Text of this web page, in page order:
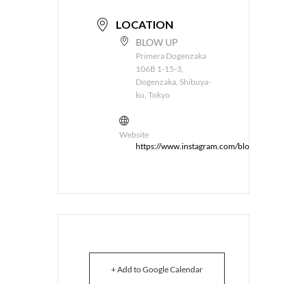
LOCATION
BLOW UP
Primera Dogenzaka
106B 1-15-3,
Dogenzaka, Shibuya-
ku, Tokyo
Website
https://www.instagram.com/blowuprecords/
+ Add to Google Calendar